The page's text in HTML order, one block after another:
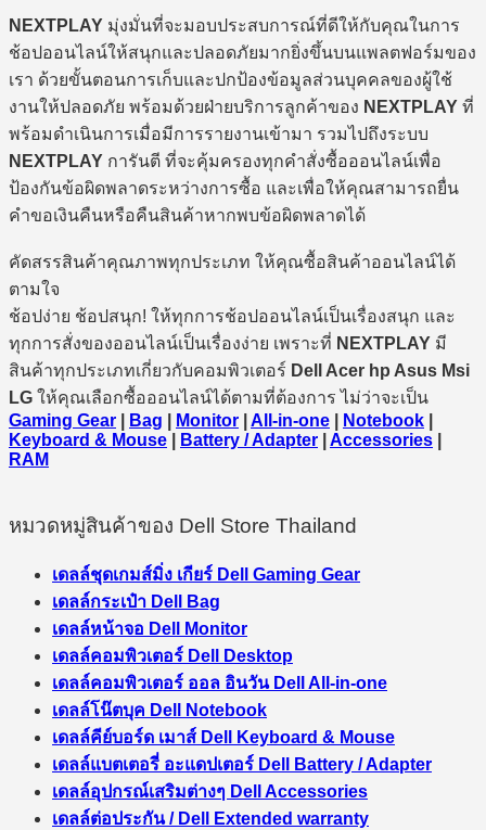
NEXTPLAY มุ่งมั่นที่จะมอบประสบการณ์ที่ดีให้กับคุณในการ
ช้อปออนไลน์ให้สนุกและปลอดภัยมากยิ่งขึ้นบนแพลตฟอร์มของ
เรา ด้วยขั้นตอนการเก็บและปกป้องข้อมูลส่วนบุคคลของผู้ใช้
งานให้ปลอดภัย พร้อมด้วยฝ่ายบริการลูกค้าของ NEXTPLAY ที่
พร้อมดำเนินการเมื่อมีการรายงานเข้ามา รวมไปถึงระบบ
NEXTPLAY การันตี ที่จะคุ้มครองทุกคำสั่งซื้อออนไลน์เพื่อ
ป้องกันข้อผิดพลาดระหว่างการซื้อ และเพื่อให้คุณสามารถยื่น
คำขอเงินคืนหรือคืนสินค้าหากพบข้อผิดพลาดได้
คัดสรรสินค้าคุณภาพทุกประเภท ให้คุณซื้อสินค้าออนไลน์ได้
ตามใจ
ช้อปง่าย ช้อปสนุก! ให้ทุกการช้อปออนไลน์เป็นเรื่องสนุก และ
ทุกการสั่งของออนไลน์เป็นเรื่องง่าย เพราะที่ NEXTPLAY มี
สินค้าทุกประเภทเกี่ยวกับคอมพิวเตอร์ Dell Acer hp Asus Msi
LG ให้คุณเลือกซื้อออนไลน์ได้ตามที่ต้องการ ไม่ว่าจะเป็น
Gaming Gear
Bag Monitor All-in-one Notebook
Keyboard & Mouse
Battery / Adapter Accessories
RAM
หมวดหมู่สินค้าของ Dell Store Thailand
เดลล์ชุดเกมส์มิ่ง เกียร์ Dell Gaming Gear
เดลล์กระเป๋า Dell Bag
เดลล์หน้าจอ Dell Monitor
เดลล์คอมพิวเตอร์ Dell Desktop
เดลล์คอมพิวเตอร์ ออล อินวัน Dell All-in-one
เดลล์โน๊ตบุค Dell Notebook
เดลล์คีย์บอร์ด เมาส์ Dell Keyboard & Mouse
เดลล์แบตเตอรี่ อะแดปเตอร์ Dell Battery / Adapter
เดลล์อุปกรณ์เสริมต่างๆ Dell Accessories
เดลล์ต่อประกัน / Dell Extended warranty